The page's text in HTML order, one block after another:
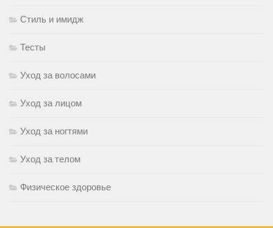
Стиль и имидж
Тесты
Уход за волосами
Уход за лицом
Уход за ногтями
Уход за телом
Физическое здоровье